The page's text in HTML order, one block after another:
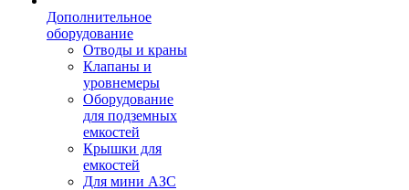
Дополнительное
оборудование
Отводы и краны
Клапаны и
уровнемеры
Оборудование
для подземных
емкостей
Крышки для
емкостей
Для мини АЗС